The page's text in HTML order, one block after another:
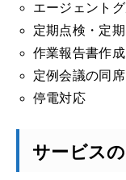
エージェント
定期点検・定
作業報告書作
定例会議の同席
停電対応
サービス